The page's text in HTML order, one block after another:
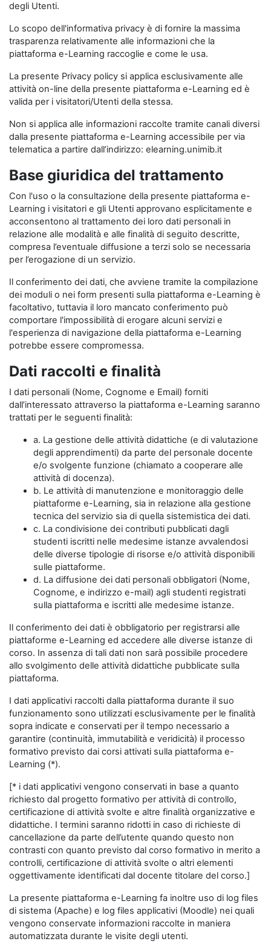
degli Utenti.
Lo scopo dell'informativa privacy è di fornire la massima
trasparenza relativamente alle informazioni che la
piattaforma e-Learning raccoglie e come le usa.
La presente Privacy policy si applica esclusivamente alle
attività on-line della presente piattaforma e-Learning ed è
valida per i visitatori/Utenti della stessa.
Non si applica alle informazioni raccolte tramite canali diversi
dalla presente piattaforma e-Learning accessibile per via
telematica a partire dall’indirizzo: elearning.unimib.it
Base giuridica del trattamento
Con l'uso o la consultazione della presente piattaforma e-
Learning i visitatori e gli Utenti approvano esplicitamente e
acconsentono al trattamento dei loro dati personali in
relazione alle modalità e alle finalità di seguito descritte,
compresa l’eventuale diffusione a terzi solo se necessaria
per l’erogazione di un servizio.
Il conferimento dei dati, che avviene tramite la compilazione
dei moduli o nei form presenti sulla piattaforma e-Learning è
facoltativo, tuttavia il loro mancato conferimento può
comportare l'impossibilità di erogare alcuni servizi e
l'esperienza di navigazione della piattaforma e-Learning
potrebbe essere compromessa.
Dati raccolti e finalità
I dati personali (Nome, Cognome e Email) forniti
dall’interessato attraverso la piattaforma e-Learning saranno
trattati per le seguenti finalità:
a. La gestione delle attività didattiche (e di valutazione
degli apprendimenti) da parte del personale docente
e/o svolgente funzione (chiamato a cooperare alle
attività di docenza).
b. Le attività di manutenzione e monitoraggio delle
piattaforme e-Learning, sia in relazione alla gestione
tecnica del servizio sia di quella sistemistica dei dati.
c. La condivisione dei contributi pubblicati dagli
studenti iscritti nelle medesime istanze avvalendosi
delle diverse tipologie di risorse e/o attività disponibili
sulle piattaforme.
d. La diffusione dei dati personali obbligatori (Nome,
Cognome, e indirizzo e-mail) agli studenti registrati
sulla piattaforma e iscritti alle medesime istanze.
Il conferimento dei dati è obbligatorio per registrarsi alle
piattaforme e-Learning ed accedere alle diverse istanze di
corso. In assenza di tali dati non sarà possibile procedere
allo svolgimento delle attività didattiche pubblicate sulla
piattaforma.
I dati applicativi raccolti dalla piattaforma durante il suo
funzionamento sono utilizzati esclusivamente per le finalità
sopra indicate e conservati per il tempo necessario a
garantire (continuità, immutabilità e veridicità) il processo
formativo previsto dai corsi attivati sulla piattaforma e-
Learning (*).
[* i dati applicativi vengono conservati in base a quanto
richiesto dal progetto formativo per attività di controllo,
certificazione di attività svolte e altre finalità organizzative e
didattiche. I termini saranno ridotti in caso di richieste di
cancellazione da parte dell’utente quando questo non
contrasti con quanto previsto dal corso formativo in merito a
controlli, certificazione di attività svolte o altri elementi
oggettivamente identificati dal docente titolare del corso.]
La presente piattaforma e-Learning fa inoltre uso di log files
di sistema (Apache) e log files applicativi (Moodle) nei quali
vengono conservate informazioni raccolte in maniera
automatizzata durante le visite degli utenti.